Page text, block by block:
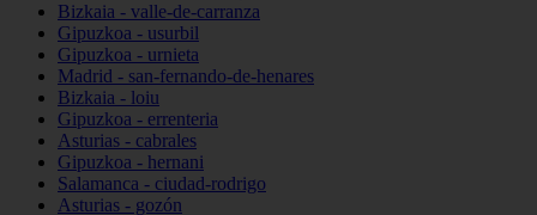
Bizkaia - valle-de-carranza
Gipuzkoa - usurbil
Gipuzkoa - urnieta
Madrid - san-fernando-de-henares
Bizkaia - loiu
Gipuzkoa - errenteria
Asturias - cabrales
Gipuzkoa - hernani
Salamanca - ciudad-rodrigo
Asturias - gozón